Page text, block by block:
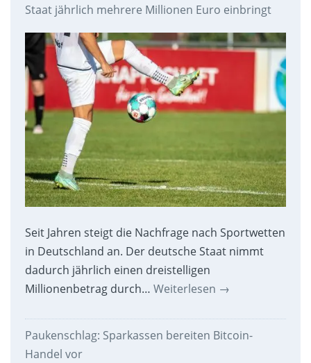
Staat jährlich mehrere Millionen Euro einbringt
Seit Jahren steigt die Nachfrage nach Sportwetten
in Deutschland an. Der deutsche Staat nimmt
dadurch jährlich einen dreistelligen
Millionenbetrag durch… Weiterlesen →
Paukenschlag: Sparkassen bereiten Bitcoin-
Handel vor